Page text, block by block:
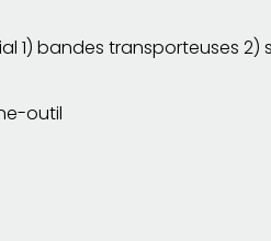
1) bandes transporteuses 2)
outil